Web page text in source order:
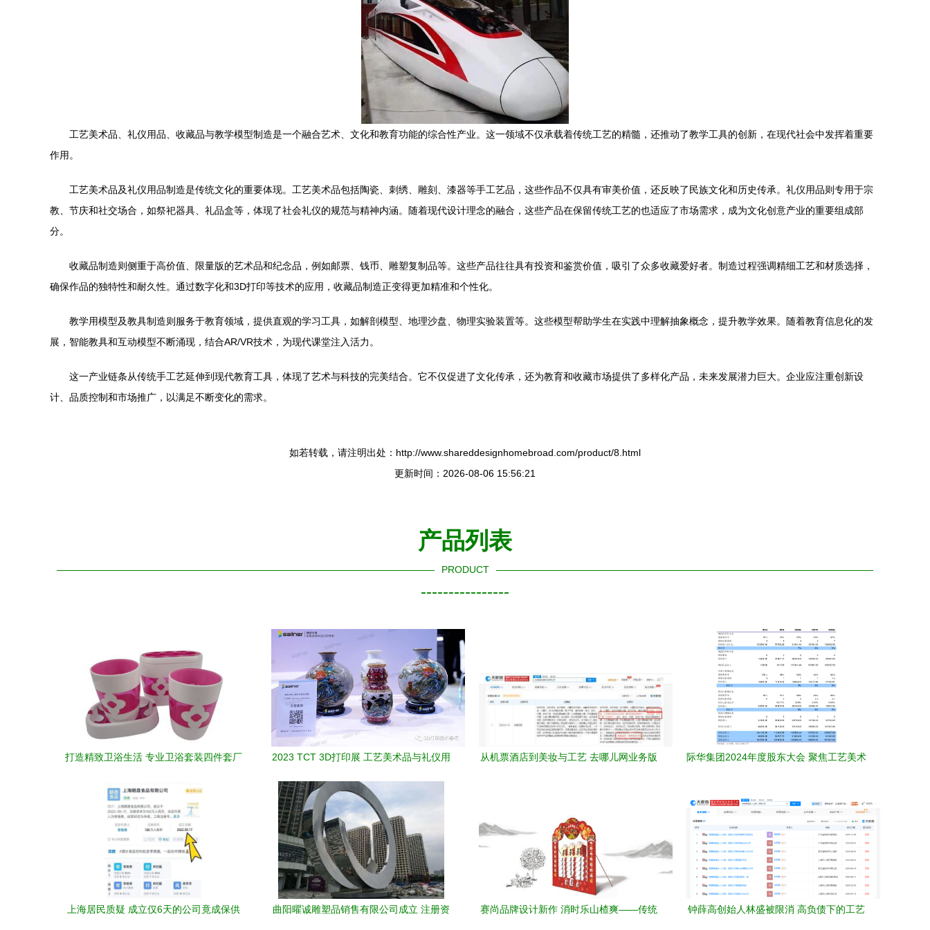
工艺美术品、礼仪用品、收藏品与教学模型制造是一个融合艺术、文化和教育功能的综合性产业。这一领域不仅承载着传统工艺的精髓，还推动了教学工具的创新，在现代社会中发挥着重要
作用。
工艺美术品及礼仪用品制造是传统文化的重要体现。工艺美术品包括陶瓷、刺绣、雕刻、漆器等手工艺品，这些作品不仅具有审美价值，还反映了民族文化和历史传承。礼仪用品则专用于宗
教、节庆和社交场合，如祭祀器具、礼品盒等，体现了社会礼仪的规范与精神内涵。随着现代设计理念的融合，这些产品在保留传统工艺的也适应了市场需求，成为文化创意产业的重要组成部
分。
收藏品制造则侧重于高价值、限量版的艺术品和纪念品，例如邮票、钱币、雕塑复制品等。这些产品往往具有投资和鉴赏价值，吸引了众多收藏爱好者。制造过程强调精细工艺和材质选择，
确保作品的独特性和耐久性。通过数字化和3D打印等技术的应用，收藏品制造正变得更加精准和个性化。
教学用模型及教具制造则服务于教育领域，提供直观的学习工具，如解剖模型、地理沙盘、物理实验装置等。这些模型帮助学生在实践中理解抽象概念，提升教学效果。随着教育信息化的发
展，智能教具和互动模型不断涌现，结合AR/VR技术，为现代课堂注入活力。
这一产业链条从传统手工艺延伸到现代教育工具，体现了艺术与科技的完美结合。它不仅促进了文化传承，还为教育和收藏市场提供了多样化产品，未来发展潜力巨大。企业应注重创新设
计、品质控制和市场推广，以满足不断变化的需求。
如若转载，请注明出处：http://www.shareddesignhomebroad.com/product/8.html
更新时间：2026-08-06 15:56:21
产品列表
PRODUCT
----------------
打造精致卫浴生活 专业卫浴套装四件套厂
2023 TCT 3D打印展 工艺美术品与礼仪用
从机票酒店到美妆与工艺 去哪儿网业务版
际华集团2024年度股东大会 聚焦工艺美术
上海居民质疑 成立仅6天的公司竟成保供
曲阳曜诚雕塑品销售有限公司成立 注册资
赛尚品牌设计新作 消时乐山楂爽——传统
钟薛高创始人林盛被限消 高负债下的工艺